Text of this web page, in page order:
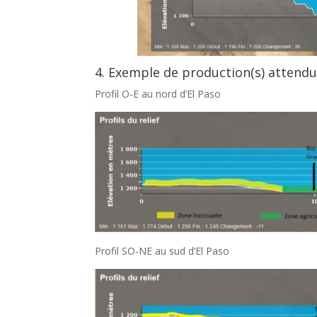
4. Exemple de production(s)
Profil O-E au nord d’El Paso
Profil SO-NE au sud d’El Paso